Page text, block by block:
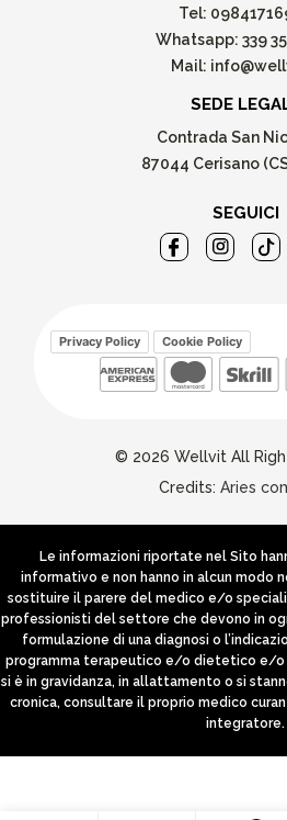
Tel:
Whatsapp: 339
Mail:
SEDE
Contrada San
87044 Cerisano
SEGUICI
Privacy Policy Cookie Policy
© 2026 Wellvit All
Credits: Aries
Le informazioni riportate nel Sito
informativo e non hanno in alcun modo
sostituire il parere del medico e/o
professionisti del settore che devono in
formulazione di una diagnosi o
programma terapeutico e/o dietetico e/o
si è in gravidanza, in allattamento o si
cronica, consultare il proprio medico
integratore.